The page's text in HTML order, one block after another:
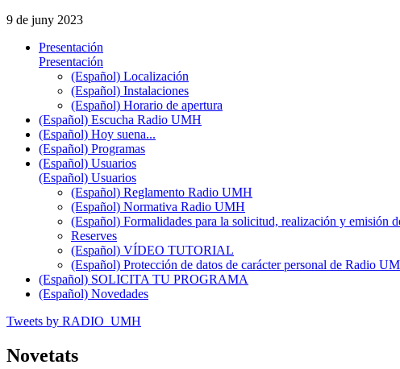
9 de juny 2023
Presentación
Presentación
(Español) Localización
(Español) Instalaciones
(Español) Horario de apertura
(Español) Escucha Radio UMH
(Español) Hoy suena...
(Español) Programas
(Español) Usuarios
(Español) Usuarios
(Español) Reglamento Radio UMH
(Español) Normativa Radio UMH
(Español) Formalidades para la solicitud, realización y emisión
Reserves
(Español) VÍDEO TUTORIAL
(Español) Protección de datos de carácter personal de Radio
(Español) SOLICITA TU PROGRAMA
(Español) Novedades
Tweets by RADIO_UMH
Novetats